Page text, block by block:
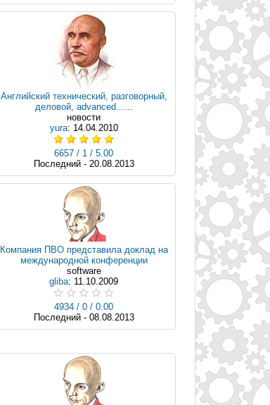
Английский технический, разговорный,
деловой, advanced......
новости
yura: 14.04.2010
6657 / 1 / 5.00
Последний - 20.08.2013
Компания ПВО представила доклад на
международной конференции
software
gliba: 11.10.2009
4934 / 0 / 0.00
Последний - 08.08.2013